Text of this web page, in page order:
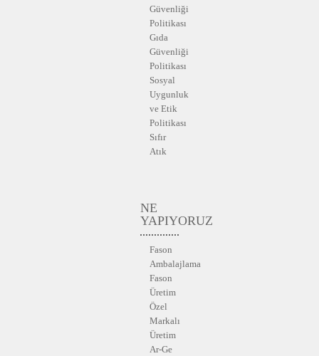
Güvenliği
Politikası
Gıda
Güvenliği
Politikası
Sosyal
Uygunluk
ve Etik
Politikası
Sıfır
Atık
NE
YAPIYORUZ
Fason
Ambalajlama
Fason
Üretim
Özel
Markalı
Üretim
Ar-Ge